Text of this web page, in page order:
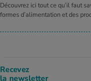
Découvrez ici tout ce qu’il faut
formes d’alimentation et des
Recevez
la newsletter